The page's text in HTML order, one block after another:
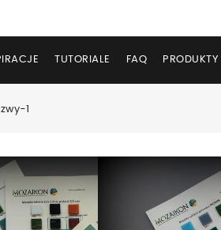
TUTORIALE FAQ PRODUKTY
1